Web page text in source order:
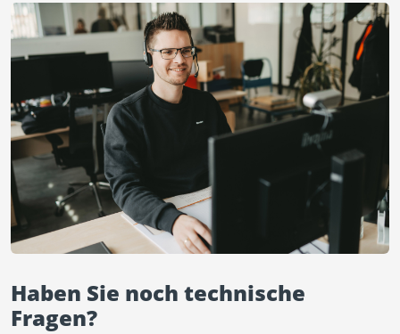
Haben Sie noch technische
Fragen?